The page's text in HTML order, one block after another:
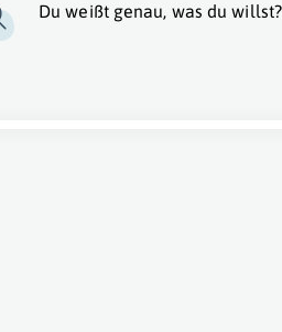
Du weißt genau, was du